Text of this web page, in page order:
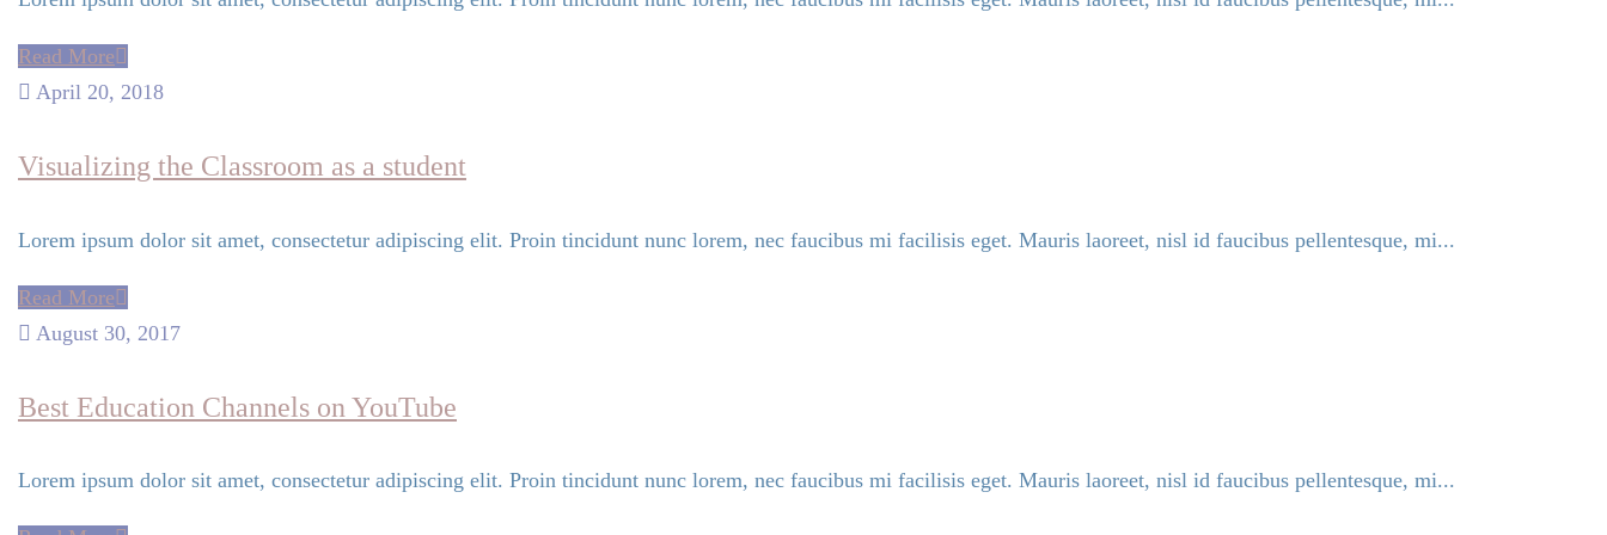
Read More
April 20, 2018
Visualizing the Classroom as a student
Lorem ipsum dolor sit amet, consectetur adipiscing elit. Proin tincidunt nunc lorem, nec faucibus mi facilisis eget. Mauris laoreet, nisl id faucibus pellentesque, mi...
Read More
August 30, 2017
Best Education Channels on YouTube
Lorem ipsum dolor sit amet, consectetur adipiscing elit. Proin tincidunt nunc lorem, nec faucibus mi facilisis eget. Mauris laoreet, nisl id faucibus pellentesque, mi...